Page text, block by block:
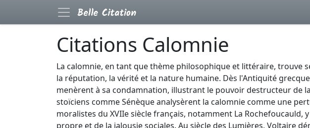
Citations Calomnie
La calomnie, en tant que thème philosophique et littéraire, trouve
la réputation, la vérité et la nature humaine. Dès l'Antiquité
menèrent à sa condamnation, illustrant le pouvoir destructeur de
stoïciens comme Sénèque analysèrent la calomnie comme une
moralistes du XVIIe siècle français, notamment La
propre et de la jalousie sociales. Au siècle des Lumières, Voltaire